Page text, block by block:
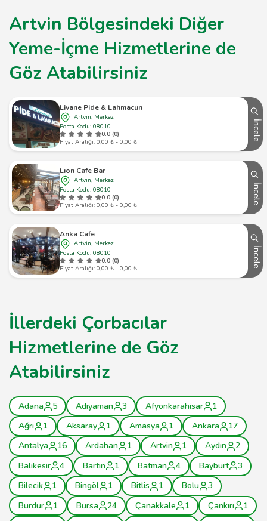
Artvin Bölgesindeki Diğer
Yeme-İçme Hizmetlerine de
Göz Atabilirsiniz
Livane Pide & Lahmacun
Artvin, Merkez
Posta Kodu: 08010
0.0 (0)
Fiyat Aralığı: 0,00 ₺ - 0,00 ₺
İncele
Lıon Cafe Bar
Artvin, Merkez
Posta Kodu: 08010
0.0 (0)
Fiyat Aralığı: 0,00 ₺ - 0,00 ₺
İncele
Anka Cafe
Artvin, Merkez
Posta Kodu: 08010
0.0 (0)
Fiyat Aralığı: 0,00 ₺ - 0,00 ₺
İncele
İllerdeki Çorbacılar
Hizmetlerine de Göz
Atabilirsiniz
Adana 5 Adıyaman 3 Afyonkarahisar
1
Ağrı
1 Aksaray 1 Amasya 1 Ankara
17
Antalya
16 Ardahan 1 Artvin 1 Aydın
2
Balıkesir
4 Bartın 1 Batman 4 Bayburt
3
Bilecik
1 Bingöl 1 Bitlis 1 Bolu
3
Burdur
1 Bursa 24 Çanakkale 1 Çankırı
1